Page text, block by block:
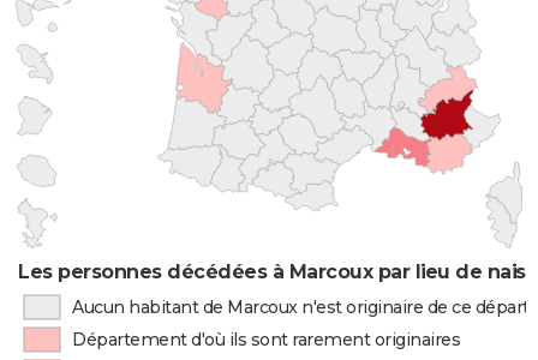
Les personnes décédées à Marcoux par lieu de
Aucun habitant de Marcoux n'est originaire de ce
Département d'où ils sont rarement originaires